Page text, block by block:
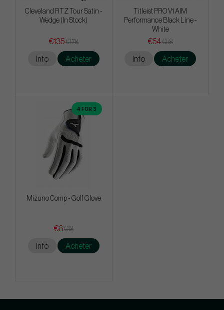
Cleveland RTZ Tour Satin -
Wedge (In Stock)
€135€178
Info Acheter
Titleist PRO V1 AIM
Performance Black Line -
White
€54€58
Info Acheter
4 FOR 3
Mizuno Comp - Golf Glove
€8€13
Info Acheter